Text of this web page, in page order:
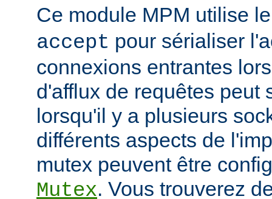
Ce module MPM utilise
accept pour sérialiser
connexions entrantes
d'afflux de requêtes peut
lorsqu'il y a plusieurs
différents aspects de
mutex peuvent être
Mutex. Vous trouverez